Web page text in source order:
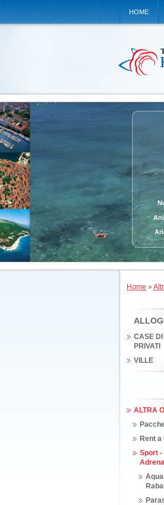
HOME
Home »
CASE DI
PRIVATI
VILLE
ALTRA
Rent a
Sport -